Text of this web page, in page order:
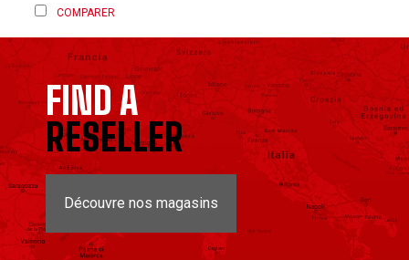
COMPARER
FIND A
RESELLER
Découvre nos magasins